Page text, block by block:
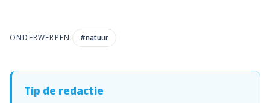
ONDERWERPEN: #natuur
Tip de redactie